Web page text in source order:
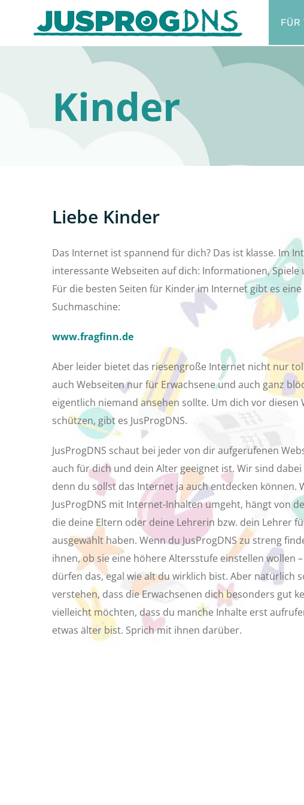
FÜR
Kinder
Liebe Kinder
Das Internet ist spannend für dich? Das ist klasse. Im
interessante Webseiten auf dich: Informationen,
Für die besten Seiten für Kinder im Internet gibt es eine
Suchmaschine:
www.fragfinn.de
Aber leider bietet das riesengroße Internet nicht nur
auch Webseiten nur für Erwachsene und auch ganz
eigentlich niemand ansehen sollte. Um dich vor diesen
schützen, gibt es JusProgDNS.
JusProgDNS schaut bei jeder von dir aufgerufenen
auch für dich und dein Alter geeignet ist. Wir sind
denn du sollst das Internet ja auch entdecken können.
JusProgDNS mit Internet-Inhalten umgeht, hängt von
die deine Eltern oder deine Lehrerin bzw. dein Lehrer
ausgewählt haben. Wenn du JusProgDNS zu streng
ihnen, ob sie eine höhere Altersstufe einstellen wollen
dürfen das, egal wie alt du wirklich bist. Aber natürlich
verstehen, dass die Erwachsenen dich besonders gut
vielleicht möchten, dass du manche Inhalte erst
etwas älter bist. Sprich mit ihnen darüber.